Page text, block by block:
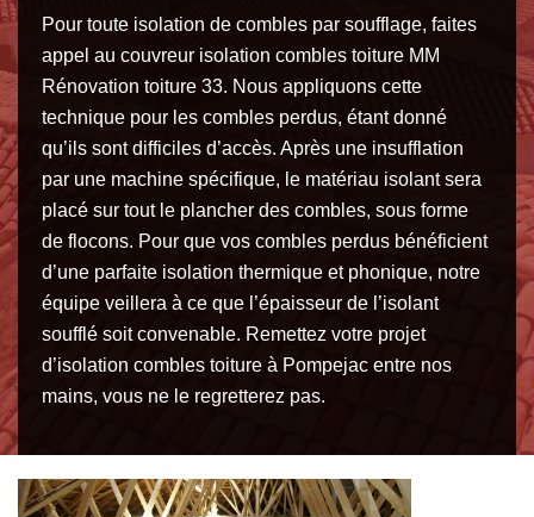
Pour toute isolation de combles par soufflage, faites
appel au couvreur isolation combles toiture MM
Rénovation toiture 33. Nous appliquons cette
technique pour les combles perdus, étant donné
qu’ils sont difficiles d’accès. Après une insufflation
par une machine spécifique, le matériau isolant sera
placé sur tout le plancher des combles, sous forme
de flocons. Pour que vos combles perdus bénéficient
d’une parfaite isolation thermique et phonique, notre
équipe veillera à ce que l’épaisseur de l’isolant
soufflé soit convenable. Remettez votre projet
d’isolation combles toiture à Pompejac entre nos
mains, vous ne le regretterez pas.